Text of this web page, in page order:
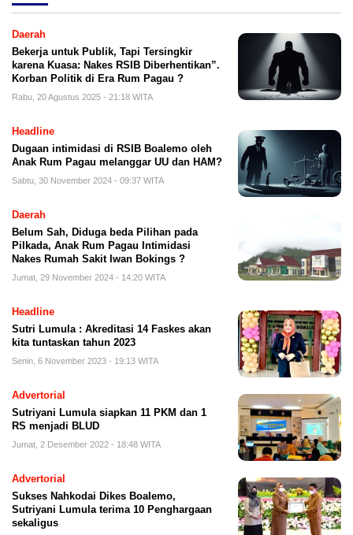
Daerah
Bekerja untuk Publik, Tapi Tersingkir
karena Kuasa: Nakes RSIB Diberhentikan”.
Korban Politik di Era Rum Pagau ?
Rabu, 20 Agustus 2025 - 21:18 WITA
Headline
Dugaan intimidasi di RSIB Boalemo oleh
Anak Rum Pagau melanggar UU dan HAM?
Sabtu, 30 November 2024 - 09:37 WITA
Daerah
Belum Sah, Diduga beda Pilihan pada
Pilkada, Anak Rum Pagau Intimidasi
Nakes Rumah Sakit Iwan Bokings ?
Jumat, 29 November 2024 - 14:20 WITA
Headline
Sutri Lumula : Akreditasi 14 Faskes akan
kita tuntaskan tahun 2023
Senin, 6 November 2023 - 19:13 WITA
Advertorial
Sutriyani Lumula siapkan 11 PKM dan 1
RS menjadi BLUD
Jumat, 2 Desember 2022 - 18:48 WITA
Advertorial
Sukses Nahkodai Dikes Boalemo,
Sutriyani Lumula terima 10 Penghargaan
sekaligus